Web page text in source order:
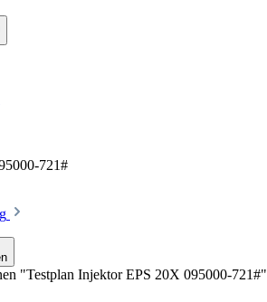
721#
"Testplan Injektor EPS 20X 095000-721#"